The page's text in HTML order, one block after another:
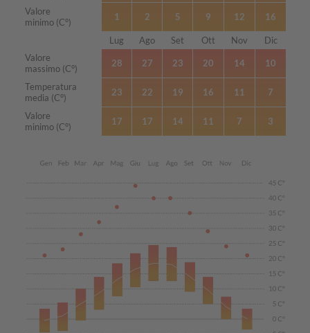
Valore
minimo (C°)
1 2 5 9 12 16
Lug Ago Set Ott Nov
Dic
Valore
massimo (C°)
28 27 23 20 14 10
Temperatura
media (C°)
23 22 19 16 11 7
Valore
minimo (C°)
17 17 14 11 7 3